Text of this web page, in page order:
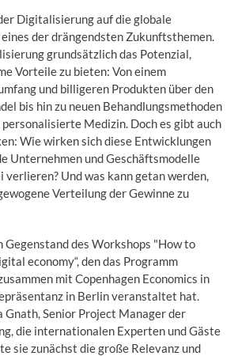
Digitalisierung auf die globale
der drängendsten Zukunftsthemen.
grundsätzlich das Potenzial,
Vorteile zu bieten: Von einem
und billigeren Produkten über den
bis hin zu neuen Behandlungsmethoden
Medizin. Doch es gibt auch
Wie wirken sich diese Entwicklungen
Unternehmen und Geschäftsmodelle
verlieren? Und was kann getan werden,
Verteilung der Gewinne zu
Gegenstand des Workshops "How to
economy“, den das Programm
mit Copenhagen Economics in
in Berlin veranstaltet hat.
Gnath, Senior Project Manager der
die internationalen Experten und Gäste
sie zunächst die große Relevanz und